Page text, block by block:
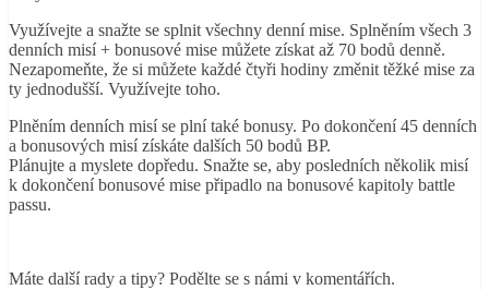
Využívejte a snažte se splnit všechny denní mise. Splněním všech 3
denních misí + bonusové mise můžete získat až 70 bodů denně.
Nezapomeňte, že si můžete každé čtyři hodiny změnit těžké mise za
ty jednodušší. Využívejte toho.
Plněním denních misí se plní také bonusy. Po dokončení 45 denních
a bonusových misí získáte dalších 50 bodů BP.
Plánujte a myslete dopředu. Snažte se, aby posledních několik misí
k dokončení bonusové mise připadlo na bonusové kapitoly battle
passu.
Máte další rady a tipy? Podělte se s námi v komentářích.